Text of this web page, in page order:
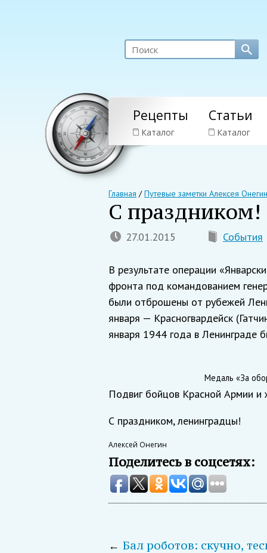
Рецепты
Каталог
Статьи
Каталог
Главная /Путевые заметки Алексея
С праздником!
27.01.2015 События
В результате операции
фронта под командованием
были отброшены от рубежей
января — Красногвардейск
января 1944 года в Ленинграде
Медаль «За
Подвиг бойцов Красной Армии и
С праздником, ленинградцы!
Алексей Онегин
Поделитесь в соцсетях:
← Бал роботов: скучно,